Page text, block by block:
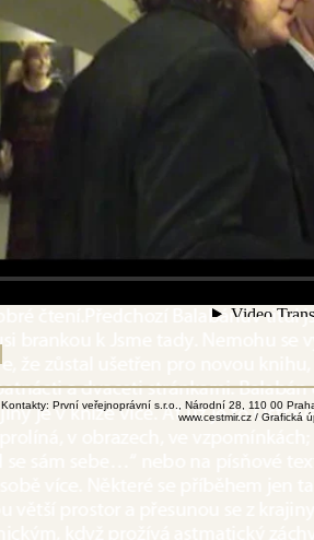
Kontakty: První veřejnoprávní s.r.o., Národní 28, 110 00
www.cestmir.cz / Grafická